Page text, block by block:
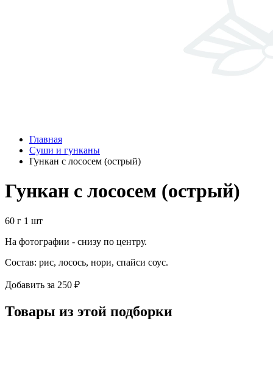
Главная
Суши и гунканы
Гункан с лососем (острый)
Гункан с лососем (острый)
60 г 1 шт
На фотографии - снизу по центру.
Состав: рис, лосось, нори, спайси соус.
Добавить за 250 ₽
Товары из этой подборки